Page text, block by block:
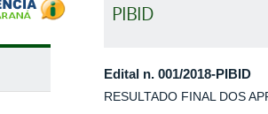
PIBID
Edital n. 001/2018-PIBID
RESULTADO FINAL DOS